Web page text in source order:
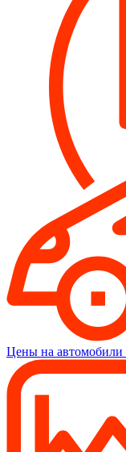
Цены на автомобили